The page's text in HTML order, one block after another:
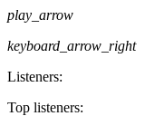
play_arrow
keyboard_arrow_right
Listeners:
Top listeners: